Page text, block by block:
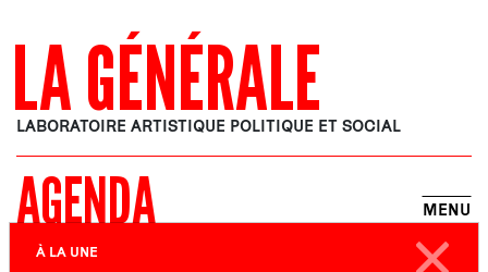
LA GÉNÉRALE
LABORATOIRE ARTISTIQUE POLITIQUE ET SOCIAL
AGENDA MENU
À LA UNE